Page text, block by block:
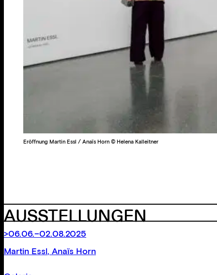
Eröffnung Martin Essl / Anaïs Horn © Helena Kalleitner
AUSSTELLUNGEN
>06.06.–02.08.2025
Martin Essl, Anaïs Horn